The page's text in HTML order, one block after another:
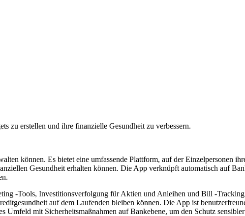
zu erstellen und ihre finanzielle Gesundheit zu verbessern.
können. Es bietet eine umfassende Plattform, auf der Einzelpersonen
Gesundheit erhalten können. Die App verknüpft automatisch auf
-Tools, Investitionsverfolgung für Aktien und Anleihen und Bill -
auf dem Laufenden bleiben können. Die App ist
mit Sicherheitsmaßnahmen auf Bankebene, um den Schutz